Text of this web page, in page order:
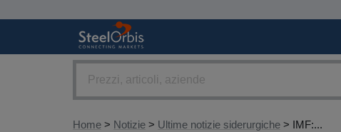
Home > Notizie > Ultime notizie siderurgiche > IMF:...